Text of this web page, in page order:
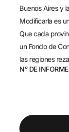
Buenos Aires y
Modificarla es
Que cada
un Fondo de
las regiones
N° DE